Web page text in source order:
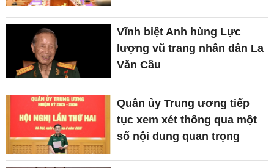
Vĩnh biệt Anh hùng Lực
lượng vũ trang nhân dân La
Văn Cầu
Quân ủy Trung ương tiếp
tục xem xét thông qua một
số nội dung quan trọng